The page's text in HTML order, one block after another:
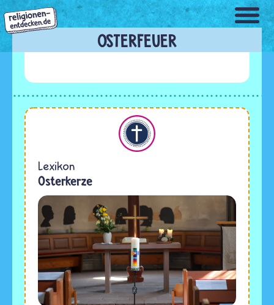
Direkt
zum
Inhalt
OSTERFEUER
Christentum
Lexikon
Osterkerze